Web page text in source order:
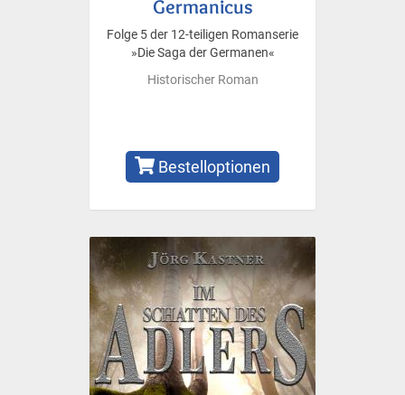
Germanicus
Folge 5 der 12-teiligen Romanserie
»Die Saga der Germanen«
Historischer Roman
Bestelloptionen